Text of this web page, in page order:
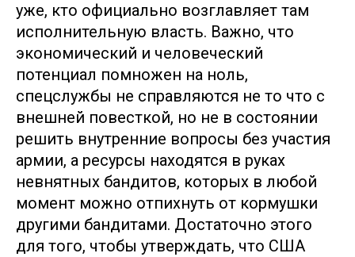
уже, кто официально возглавляет там
исполнительную власть. Важно, что
экономический и человеческий
потенциал помножен на ноль,
спецслужбы не справляются не то что с
внешней повесткой, но не в состоянии
решить внутренние вопросы без участия
армии, а ресурсы находятся в руках
невнятных бандитов, которых в любой
момент можно отпихнуть от кормушки
другими бандитами. Достаточно этого
для того, чтобы утверждать, что США